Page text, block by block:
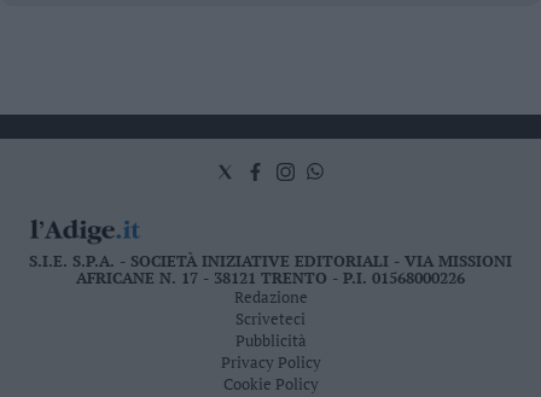
S.I.E. S.P.A. - SOCIETÀ INIZIATIVE EDITORIALI - VIA MISSIONI
AFRICANE N. 17 - 38121 TRENTO - P.I. 01568000226
Redazione
Scriveteci
Pubblicità
Privacy Policy
Cookie Policy